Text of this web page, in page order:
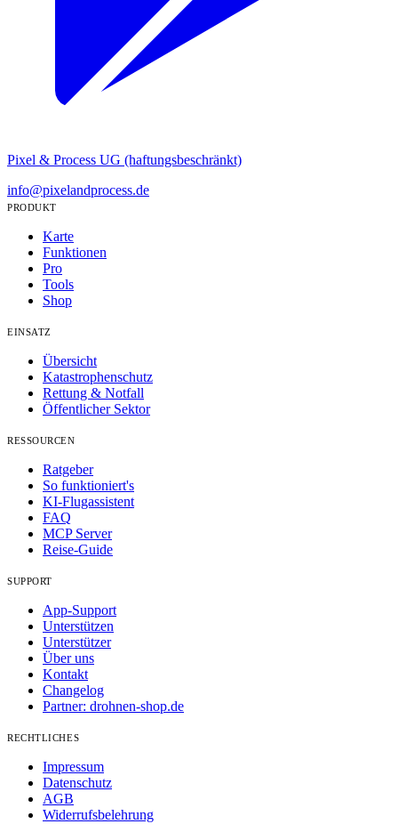
Pixel & Process UG (haftungsbeschränkt)
info@pixelandprocess.de
PRODUKT
Karte
Funktionen
Pro
Tools
Shop
EINSATZ
Übersicht
Katastrophenschutz
Rettung & Notfall
Öffentlicher Sektor
RESSOURCEN
Ratgeber
So funktioniert's
KI-Flugassistent
FAQ
MCP Server
Reise-Guide
SUPPORT
App-Support
Unterstützen
Unterstützer
Über uns
Kontakt
Changelog
Partner: drohnen-shop.de
RECHTLICHES
Impressum
Datenschutz
AGB
Widerrufsbelehrung